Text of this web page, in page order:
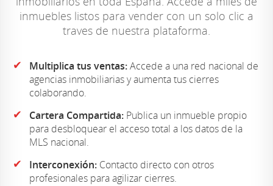
inmuebles listos para vender con un solo clic a
traves de nuestra plataforma.
✔ Multiplica tus ventas:Accede a una red nacional de
agencias inmobiliarias y aumenta tus cierres
colaborando.
✔ Cartera Compartida: Publica un inmueble propio
para desbloquear el acceso total a los datos de la
MLS nacional.
✔ Interconexión: Contacto directo con otros
profesionales para agilizar cierres.